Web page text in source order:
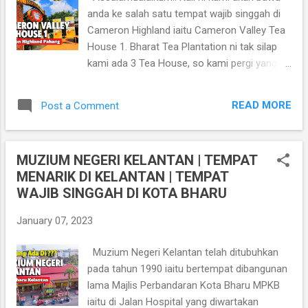
Highlands. Alamat : Cat House, Cameron
Highlands Malaysia Jalan Aranda Nova,
Telephone : 012-889 2536 Lokasi Cat House
https://goo.gl/maps/FtURBZ9qWtPUREnN6
Addashuk C...
anda ke salah satu tempat wajib singgah di
Cameron Highland iaitu Cameron Valley Tea
House 1. Bharat Tea Plantation ni tak silap
kami ada 3 Tea House, so kami pergi yang
terbaik untuk bergambar. Sebelum ni kami
pernah pergi ke Cameron Valley Tea House 2
Cameron Valley Tea House 1
https://goo.gl/maps/1f26HAtiHvi6Q6e37
Lawati juga Blog Addashuk untuk lebih artikel
Harga Tiket Tram RM15 Dewawa RM7 Kanak-
semua wajib menaiki tram untuk ke bawah.
memang tempat ni sangat cantik untuk
bergambar. Ada tempat air terjun. Memang
Post a Comment READ MORE
MUZIUM NEGERI KELANTAN | TEMPAT
MENARIK DI KELANTAN | TEMPAT
WAJIB SINGGAH DI KOTA BHARU
January 07, 2023
Muzium Negeri Kelantan telah ditubuhkan
pada tahun 1990 iaitu bertempat dibangunan
lama Majlis Perbandaran Kota Bharu MPKB
iaitu di Jalan Hospital yang diwartakan